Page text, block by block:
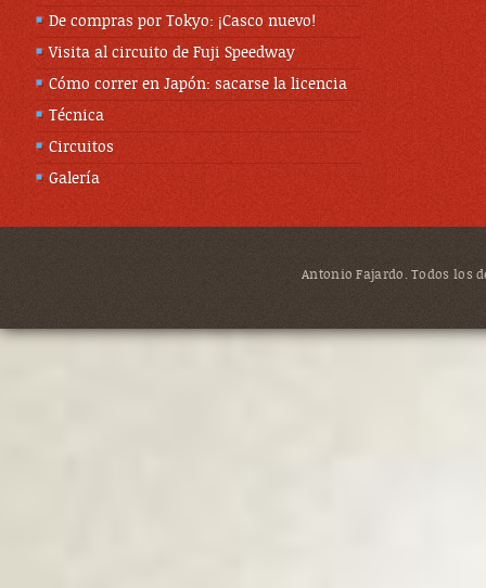
De compras por Tokyo: ¡Casco nuevo!
Visita al circuito de Fuji Speedway
Cómo correr en Japón: sacarse la licencia
Técnica
Circuitos
Galería
Antonio Fajardo. Todos los